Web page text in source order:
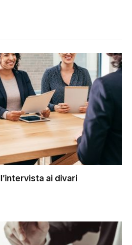
ai divari